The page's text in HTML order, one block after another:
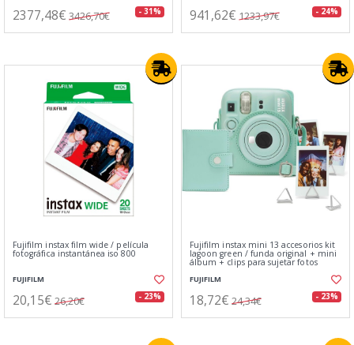
2377,48€ 3426,70€ - 31% 941,62€ 1233,97€ - 24%
Fujifilm instax film wide / película
fotográfica instantánea iso 800
FUJIFILM
20,15€ 26,20€ - 23%
Fujifilm instax mini 13 accesorios kit
lagoon green / funda original + mini
álbum + clips para sujetar fotos
FUJIFILM
18,72€ 24,34€ - 23%